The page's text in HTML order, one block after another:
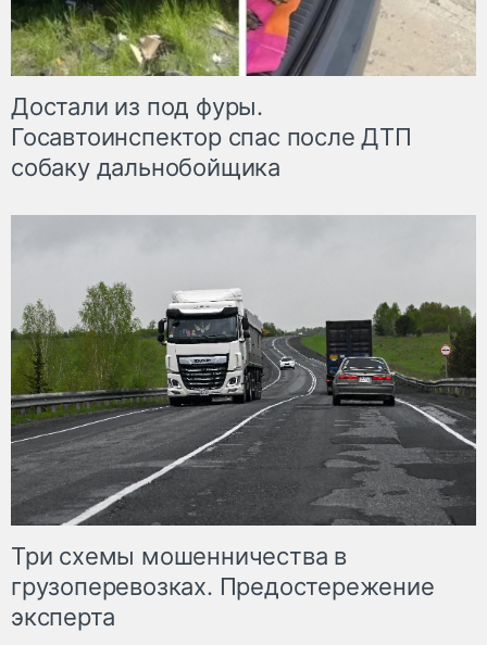
Достали из под фуры.
Госавтоинспектор спас после ДТП
собаку дальнобойщика
Три схемы мошенничества в
грузоперевозках. Предостережение
эксперта